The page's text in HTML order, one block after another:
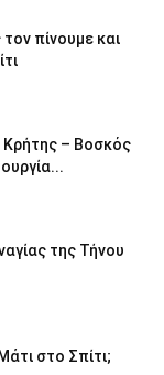
πίνουμε και
Κρήτης – Βοσκός
της Τήνου
στο Σπίτι;